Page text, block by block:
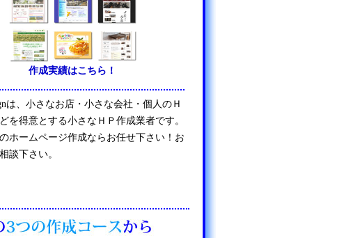
作成実績はこちら！
は、小さなお店・小さな会社・個人のＨ
を得意とする小さなＨＰ作成業者です。
ホームページ作成ならお任せ下さい！お
談下さい。